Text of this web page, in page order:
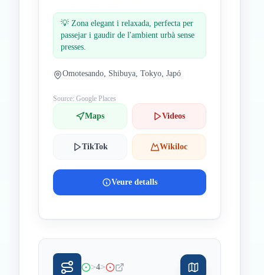
💡 Zona elegant i relaxada, perfecta per
passejar i gaudir de l'ambient urbà sense
presses.
Omotesando, Shibuya, Tokyo, Japó
Source: Google Places
Maps Videos
TikTok Wikiloc
Veure detalls
>4>